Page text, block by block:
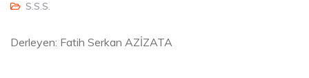
S.S.S.
Derleyen: Fatih Serkan AZİZATA